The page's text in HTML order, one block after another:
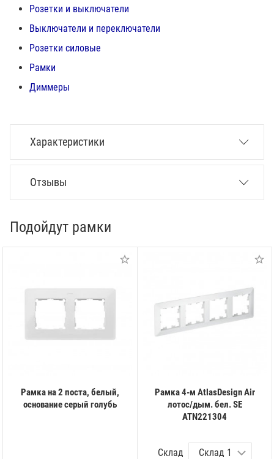
Розетки и выключатели
Выключатели и переключатели
Розетки силовые
Рамки
Диммеры
Характеристики
Отзывы
Подойдут рамки
Рамка на 2 поста, белый,
основание серый голубь
Рамка 4-м AtlasDesign Air
лотос/дым. бел. SE
ATN221304
Склад